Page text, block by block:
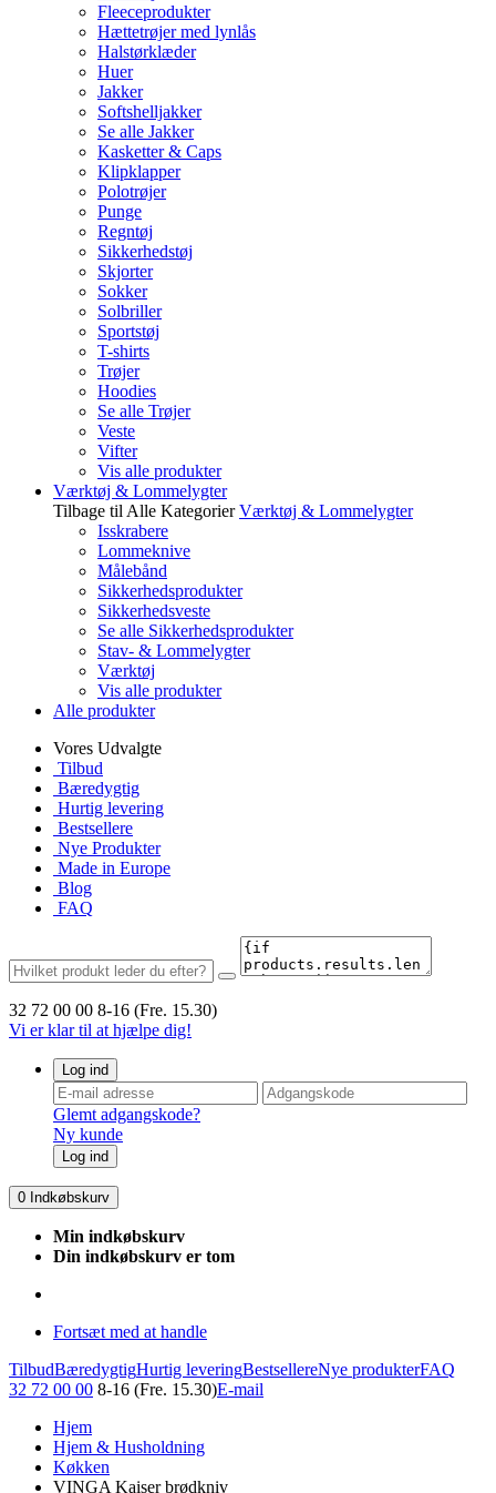
Fleeceprodukter
Hættetrøjer med lynlås
Halstørklæder
Huer
Jakker
Softshelljakker
Se alle Jakker
Kasketter & Caps
Klipklapper
Polotrøjer
Punge
Regntøj
Sikkerhedstøj
Skjorter
Sokker
Solbriller
Sportstøj
T-shirts
Trøjer
Hoodies
Se alle Trøjer
Veste
Vifter
Vis alle produkter
Værktøj & Lommelygter
Tilbage til Alle Kategorier Værktøj & Lommelygter
Isskrabere
Lommeknive
Målebånd
Sikkerhedsprodukter
Sikkerhedsveste
Se alle Sikkerhedsprodukter
Stav- & Lommelygter
Værktøj
Vis alle produkter
Alle produkter
Vores Udvalgte
Tilbud
Bæredygtig
Hurtig levering
Bestsellere
Nye Produkter
Made in Europe
Blog
FAQ
32 72 00 00 8-16 (Fre. 15.30)
Vi er klar til at hjælpe dig!
Log ind
Glemt adgangskode?
Ny kunde
Log ind
0 Indkøbskurv
Min indkøbskurv
Din indkøbskurv er tom
Fortsæt med at handle
TilbudBæredygtigHurtig leveringBestsellereNye produkterFAQ
32 72 00 00 8-16 (Fre. 15.30)E-mail
Hjem
Hjem & Husholdning
Køkken
VINGA Kaiser brødkniv